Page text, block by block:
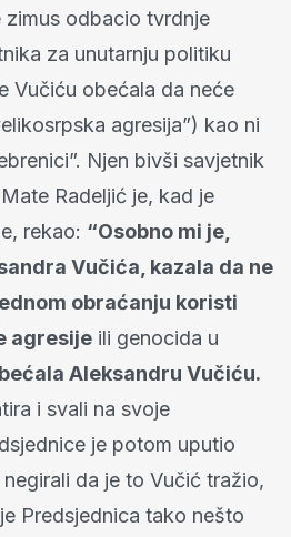
zimus odbacio tvrdnje
za unutarnju politiku
Vučiću obećala da neće
agresija”) kao ni
Njen bivši savjetnik
Radeljić je, kad je
rekao: “Osobno mi je,
Vučića, kazala da ne
obraćanju koristi
agresije ili genocida u
Aleksandru Vučiću.
i svali na svoje
je potom uputio
da je to Vučić tražio,
Predsjednica tako nešto